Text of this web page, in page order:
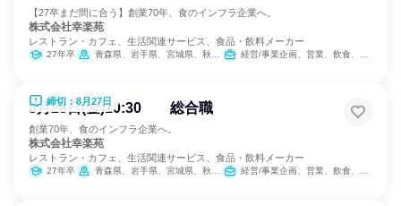
【27卒まだ間に合う】創業70年、食のインフラ企業へ。
株式会社幸楽苑
レストラン・カフェ、生活関連サービス、食品・飲料メーカー
27年卒 青森県、岩手県、宮城県、秋田県、山形県、福島県、茨城県、栃木県、群馬県、埼玉県、千葉県、東京都、神奈川県、新潟県、山梨県、長野県、静岡県 経営/事業企画、営業、飲食、小売販売/流通、製造・生産工程、SCM/生産管理/購買/物流、人事、広報/IR、商品企画、マーケティング・広告・宣伝、カスタマーサクセス
締切：8月27日
8月28日(金)10:30 総合職
創業70年、食のインフラ企業へ。
株式会社幸楽苑
レストラン・カフェ、生活関連サービス、食品・飲料メーカー
27年卒 青森県、岩手県、宮城県、秋田県、山形県、福島県、茨城県、栃木県、群馬県、埼玉県、千葉県、東京都、神奈川県、新潟県、山梨県、長野県、静岡県 経営/事業企画、営業、飲食、小売販売/流通、製造・生産工程、SCM/生産管理/購買/物流、人事、広報/IR、商品企画、マーケティング・広告・宣伝、カスタマーサクセス